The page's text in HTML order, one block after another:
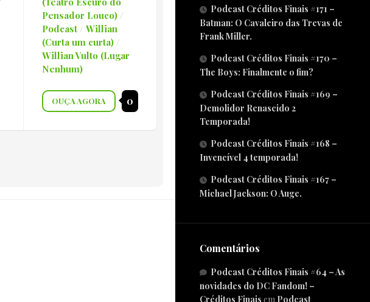
Podcast Créditos Finais #171 –
Batman: O Cavaleiro das Trevas de
Frank Miller.
Podcast Créditos Finais #170 –
The Boys: Finalmente o fim?
Podcast Créditos Finais #169 –
Demolidor Renascido 2
Temporada!
Podcast Créditos Finais #168 –
Invencível 4 temporada!
Podcast Créditos Finais #167 –
Michael Jackson: O Auge.
Comentários
Podcast Créditos Finais #64 – As
novidades do DC Fandom! –
Créditos Finais em Podcast
Pensador Louco) /
Podcast /Willian
(Curta um curta) /
Willian Vulto (Lugar
Nenhum)
0
OUÇA AGORA